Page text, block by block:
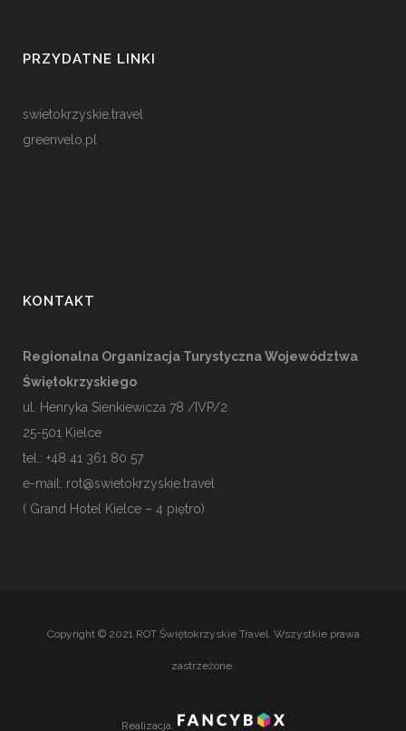
PRZYDATNE LINKI
swietokrzyskie.travel
greenvelo.pl
KONTAKT
Regionalna Organizacja Turystyczna Województwa
Świętokrzyskiego
ul. Henryka Sienkiewicza 78 /IVP/2
25-501 Kielce
tel.: +48 41 361 80 57
e-mail: rot@swietokrzyskie.travel
( Grand Hotel Kielce – 4 piętro)
Copyright © 2021 ROT Świętokrzyskie Travel. Wszystkie prawa
zastrzeżone.
Realizacja: